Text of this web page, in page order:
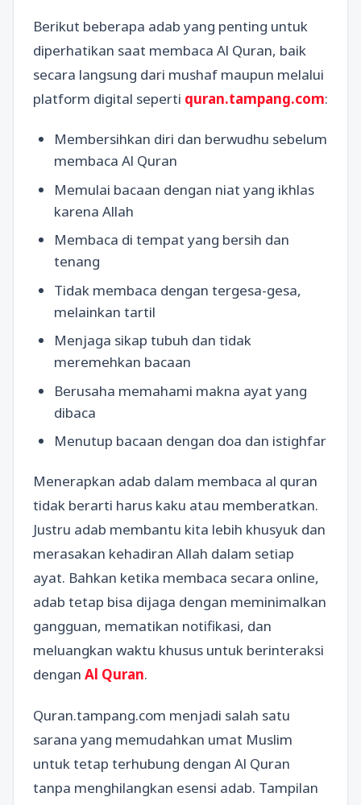
Berikut beberapa adab yang penting untuk
diperhatikan saat membaca Al Quran, baik
secara langsung dari mushaf maupun melalui
platform digital seperti quran.tampang.com:
Membersihkan diri dan berwudhu sebelum
membaca Al Quran
Memulai bacaan dengan niat yang ikhlas
karena Allah
Membaca di tempat yang bersih dan
tenang
Tidak membaca dengan tergesa-gesa,
melainkan tartil
Menjaga sikap tubuh dan tidak
meremehkan bacaan
Berusaha memahami makna ayat yang
dibaca
Menutup bacaan dengan doa dan istighfar
Menerapkan adab dalam membaca al quran
tidak berarti harus kaku atau memberatkan.
Justru adab membantu kita lebih khusyuk dan
merasakan kehadiran Allah dalam setiap
ayat. Bahkan ketika membaca secara online,
adab tetap bisa dijaga dengan meminimalkan
gangguan, mematikan notifikasi, dan
meluangkan waktu khusus untuk berinteraksi
dengan Al Quran.
Quran.tampang.com menjadi salah satu
sarana yang memudahkan umat Muslim
untuk tetap terhubung dengan Al Quran
tanpa menghilangkan esensi adab. Tampilan